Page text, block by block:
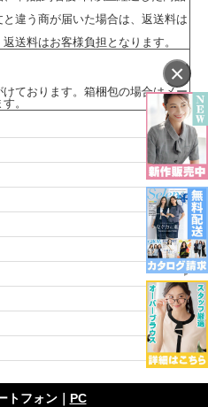
×
違う商が届いた場合は、返送料は
送料はお客様負担となります。
ております。箱梱包の場合はメー
。
トフォン｜ PC